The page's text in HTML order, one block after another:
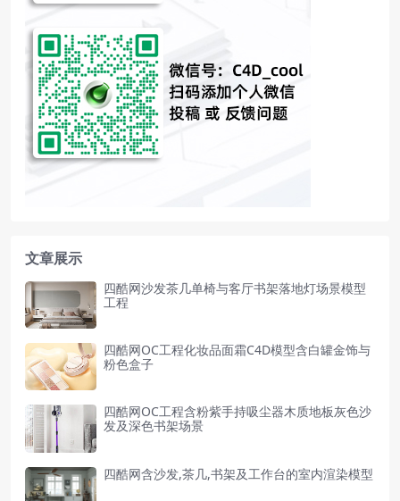
文章展示
四酷网沙发茶几单椅与客厅书架落地灯场景模型
工程
四酷网OC工程化妆品面霜C4D模型含白罐金饰与
粉色盒子
四酷网OC工程含粉紫手持吸尘器木质地板灰色沙
发及深色书架场景
四酷网含沙发,茶几,书架及工作台的室内渲染模型